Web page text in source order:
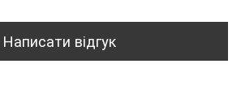
Написати відгук